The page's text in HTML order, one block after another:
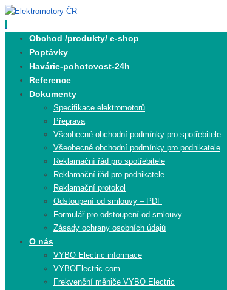
Skip
content
content
Obchod /produkty/ e-shop
Poptávky
Havárie-pohotovost-24h
Reference
Dokumenty
Specifikace elektromotorů
Přeprava
Všeobecné obchodní podmínky pro spotřebitele
Všeobecné obchodní podmínky pro podnikatele
Reklamační řád pro spotřebitele
Reklamační řád pro podnikatele
Reklamační protokol
Odstoupení od smlouvy – PDF
Formulář pro odstoupení od smlouvy
Zásady ochrany osobních údajů
O nás
VYBO Electric informace
VYBOElectric.com
Frekvenční měniče VYBO Electric